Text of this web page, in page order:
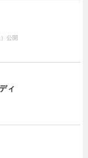
公開
ィ